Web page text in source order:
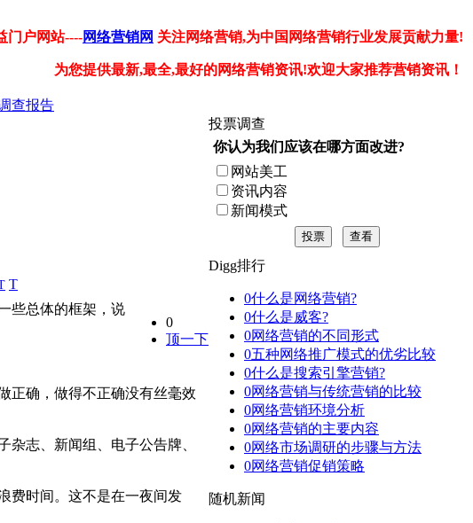
门户网站----网络营销网 关注网络营销,为中国网络营销行业发展贡献力量!
为您提供最新,最全,最好的网络营销资讯!欢迎大家推荐营销资讯！
查报告
T
0
顶一下
些总体的框架，说
正确，做得不正确没有丝毫效
志、新闻组、电子公告牌、
费时间。这不是在一夜间发
投票调查
你认为我们应该在哪方面改进?
网站美工
资讯内容
新闻模式
投票 查看
Digg排行
0什么是网络营销?
0什么是威客?
0网络营销的不同形式
0五种网络推广模式的优劣比较
0什么是搜索引擎营销?
0网络营销与传统营销的比较
0网络营销环境分析
0网络营销的主要内容
0网络市场调研的步骤与方法
0网络营销促销策略
随机新闻